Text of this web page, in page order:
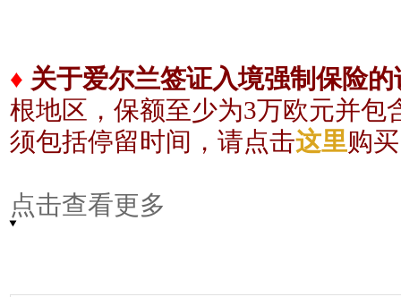
♦ 关于爱尔兰签证入境强制保险的
根地区，保额至少为3万欧元并包
须包括停留时间，请点击这里购
点击查看更多